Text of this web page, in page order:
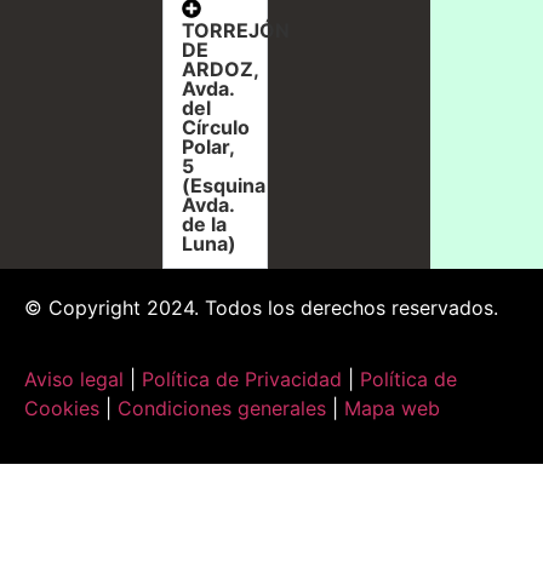
TORREJÓN
DE
ARDOZ,
Avda.
del
Círculo
Polar,
5
(Esquina
Avda.
de la
Luna)
© Copyright 2024. Todos los derechos reservados.
Aviso legal Política de Privacidad
Política de
Cookies
Condiciones generales Mapa web